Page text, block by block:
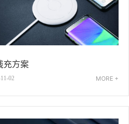
充方案
02 MORE +